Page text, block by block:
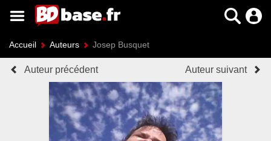
Accueil Auteurs Josep Busquet
Auteur précédent Auteur suivant